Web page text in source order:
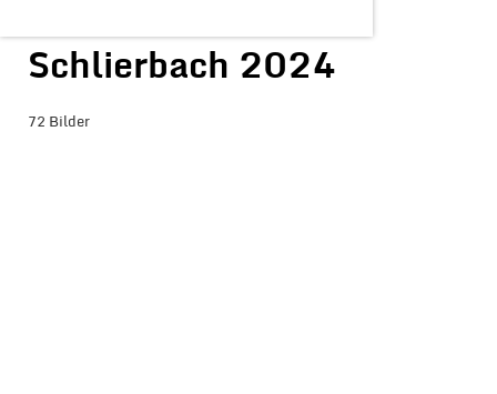
Schlierbach 2024
72 Bilder